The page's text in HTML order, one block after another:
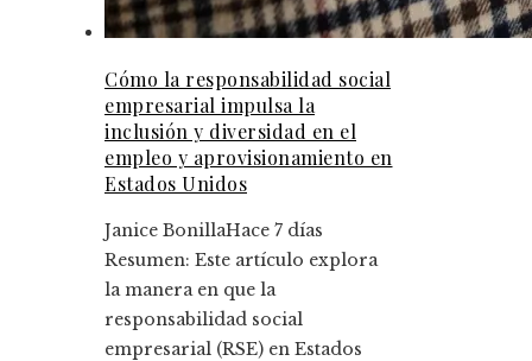
Cómo la responsabilidad social
empresarial impulsa la
inclusión y diversidad en el
empleo y aprovisionamiento en
Estados Unidos
Janice BonillaHace 7 días
Resumen: Este artículo explora
la manera en que la
responsabilidad social
empresarial (RSE) en Estados